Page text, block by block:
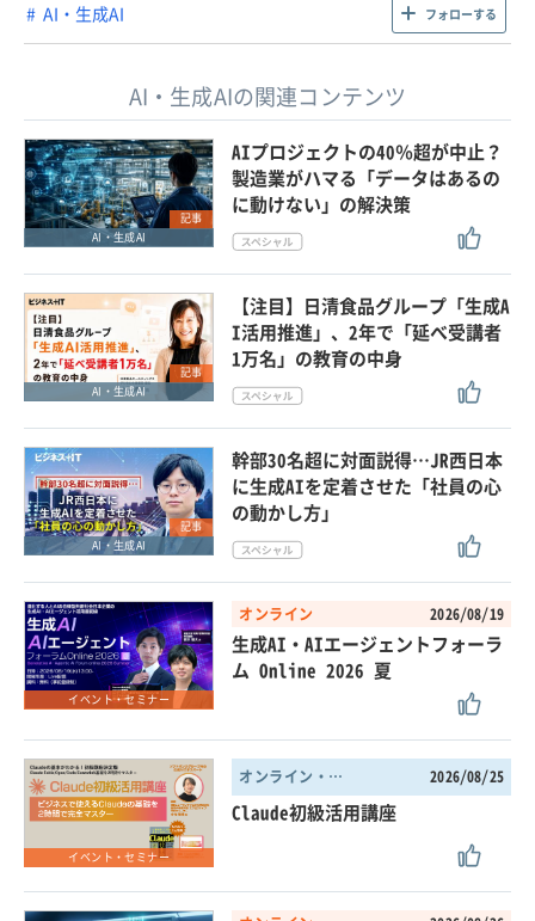
AI・生成AI フォローする
AI・生成AIの関連コンテンツ
記事
AI・生成AI
AIプロジェクトの40％超が中止？
製造業がハマる「データはあるの
に動けない」の解決策
記事
AI・生成AI
【注目】日清食品グループ「生成A
I活用推進」、2年で「延べ受講者
1万名」の教育の中身
記事
AI・生成AI
幹部30名超に対面説得…JR西日本
に生成AIを定着させた「社員の心
の動かし方」
イベント・セミナー
オンライン 2026/08/19
生成AI・AIエージェントフォーラ
ム Online 2026 夏
イベント・セミナー
オンライン・東京都 2026/08/25
Claude初級活用講座